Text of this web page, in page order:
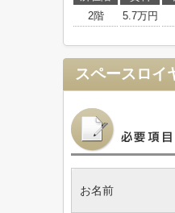
2階
5.7万円
スペースロイ
お名前